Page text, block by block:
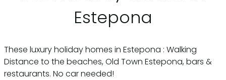
Estepona
These luxury holiday homes in Estepona : Walking
Distance to the beaches, Old Town Estepona, bars &
restaurants. No car needed!